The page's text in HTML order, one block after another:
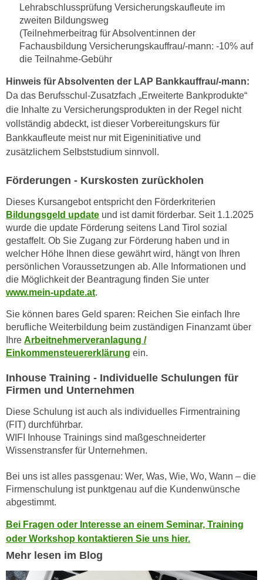
Lehrabschlussprüfung Versicherungskaufleute im
zweiten Bildungsweg
(Teilnehmerbeitrag für Absolvent:innen der
Fachausbildung Versicherungskauffrau/-mann: -10% auf
die Teilnahme-Gebühr
Hinweis für Absolventen der LAP Bankkauffrau/-mann:
Da das Berufsschul-Zusatzfach „Erweiterte Bankprodukte“
die Inhalte zu Versicherungsprodukten in der Regel nicht
vollständig abdeckt, ist dieser Vorbereitungskurs für
Bankkaufleute meist nur mit Eigeninitiative und
zusätzlichem Selbststudium sinnvoll.
Förderungen - Kurskosten zurückholen
Dieses Kursangebot entspricht den Förderkriterien
Bildungsgeld update und ist damit förderbar. Seit 1.1.2025
wurde die update Förderung seitens Land Tirol sozial
gestaffelt. Ob Sie Zugang zur Förderung haben und in
welcher Höhe Ihnen diese gewährt wird, hängt von Ihren
persönlichen Voraussetzungen ab. Alle Informationen und
die Möglichkeit der Beantragung finden Sie unter
www.mein-update.at.
Sie können bares Geld sparen: Reichen Sie einfach Ihre
berufliche Weiterbildung beim zuständigen Finanzamt über
Ihre Arbeitnehmerveranlagung /
Einkommensteuererklärung ein.
Inhouse Training - Individuelle Schulungen für
Firmen und Unternehmen
Diese Schulung ist auch als individuelles Firmentraining
(FIT) durchführbar.
WIFI Inhouse Trainings sind maßgeschneiderter
Wissenstransfer für Unternehmen.
Bei uns ist alles passgenau: Wer, Was, Wie, Wo, Wann – die
Firmenschulung ist punktgenau auf die Kundenwünsche
abgestimmt.
Bei Fragen oder Interesse an einem Seminar, Training
oder Workshop kontaktieren Sie uns hier.
Mehr lesen im Blog
r
e
n
k
c
e
n
,
v
e
r
n
d
e
n
w
i
z
i
e
o
r
i
n
t
e
t
z
a
b
k
o
m
e
n
z
w
i
s
c
h
e
n
E
U
U
S
A
u
n
t
r
w
o
r
f
e